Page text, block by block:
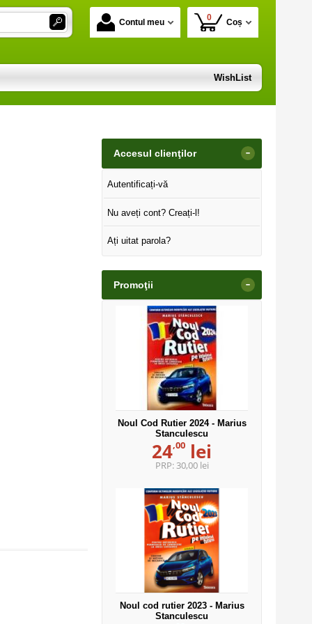
Contul meu 0 Coș
WishList
Accesul clienţilor -
Autentificați-vă
Nu aveți cont? Creați-l!
Ați uitat parola?
Promoţii -
Noul Cod Rutier 2024 - Marius
Stanculescu
24,00 lei
PRP: 30,00 lei
Noul cod rutier 2023 - Marius
Stanculescu